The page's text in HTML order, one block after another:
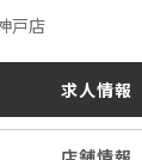
戸店
求人情報